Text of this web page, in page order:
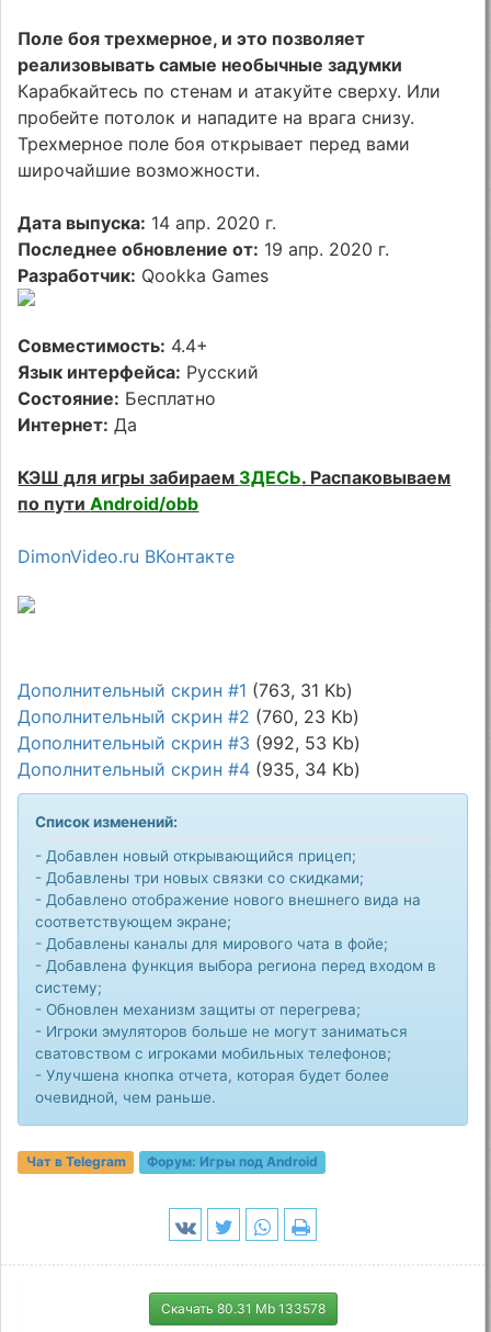
Поле боя трехмерное, и это позволяет
реализовывать самые необычные задумки
Карабкайтесь по стенам и атакуйте сверху. Или
пробейте потолок и нападите на врага снизу.
Трехмерное поле боя открывает перед вами
широчайшие возможности.
Дата выпуска: 14 апр. 2020 г.
Последнее обновление от: 19 апр. 2020 г.
Разработчик: Qookka Games
Совместимость: 4.4+
Язык интерфейса: Русский
Состояние: Бесплатно
Интернет: Да
КЭШ для игры забираем ЗДЕСЬ. Распаковываем
по путиAndroid/obb
DimonVideo.ru ВКонтакте
Дополнительный скрин #1 (763, 31 Kb)
Дополнительный скрин #2 (760, 23 Kb)
Дополнительный скрин #3 (992, 53 Kb)
Дополнительный скрин #4 (935, 34 Kb)
Список изменений:
- Добавлен новый открывающийся прицеп;
- Добавлены три новых связки со скидками;
- Добавлено отображение нового внешнего вида на
соответствующем экране;
- Добавлены каналы для мирового чата в фойе;
- Добавлена функция выбора региона перед входом в
систему;
- Обновлен механизм защиты от перегрева;
- Игроки эмуляторов больше не могут заниматься
сватовством с игроками мобильных телефонов;
- Улучшена кнопка отчета, которая будет более
очевидной, чем раньше.
Чат в Telegram Форум: Игры под Android
Скачать 80.31 Mb 133578